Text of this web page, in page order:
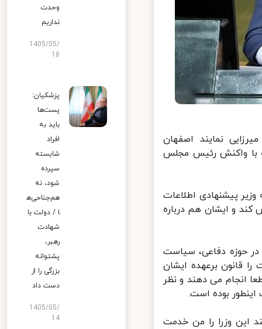
نمایند اصفهان
با واکنش رئیس مجلس
پیشنهادی اطلاعات
و ایشان هم درباره
اساسی که همه ما به آن قسم خوردیم در اصل ۱۱۰ و ۱۷۶ در حوزه دفاعی، سیاست
برعهده ایشان
انجام می دهند و نظر
بوده است.
این وزرا را من خدمت
وحدت
نداریم
1405/05/
18
پزشکیان:
پست‌ها
باید به
افراد
شایسته
سپرده
شود، نه
هم‌جناحی‌ه
ا / دولت با
شهادت
رهبر،
پشتوانه
بزرگی را از
دست داد
1405/05/
14